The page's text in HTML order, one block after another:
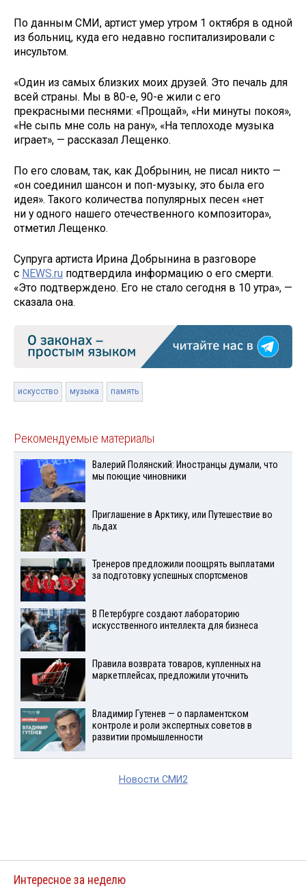
По данным СМИ, артист умер утром 1 октября в одной
из больниц, куда его недавно госпитализировали с
инсультом.
«Один из самых близких моих друзей. Это печаль для
всей страны. Мы в 80-е, 90-е жили с его
прекрасными песнями: «Прощай», «Ни минуты покоя»,
«Не сыпь мне соль на рану», «На теплоходе музыка
играет», — рассказал Лещенко.
По его словам, так, как Добрынин, не писал никто —
«он соединил шансон и поп-музыку, это была его
идея». Такого количества популярных песен «нет
ни у одного нашего отечественного композитора»,
отметил Лещенко.
Супруга артиста Ирина Добрынина в разговоре
с NEWS.ru подтвердила информацию о его смерти.
«Это подтверждено. Его не стало сегодня в 10 утра», —
сказала она.
искусство музыка память
Рекомендуемые материалы
Валерий Полянский: Иностранцы думали, что
мы поющие чиновники
Приглашение в Арктику, или Путешествие во
льдах
Тренеров предложили поощрять выплатами
за подготовку успешных спортсменов
В Петербурге создают лабораторию
искусственного интеллекта для бизнеса
Правила возврата товаров, купленных на
маркетплейсах, предложили уточнить
Владимир Гутенев — о парламентском
контроле и роли экспертных советов в
развитии промышленности
Новости СМИ2
Интересное за неделю